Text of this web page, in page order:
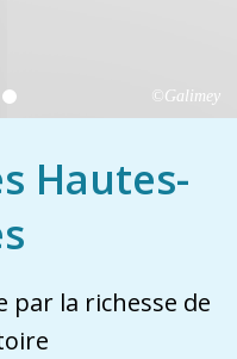
©Galimey
Hautes-
par la richesse de